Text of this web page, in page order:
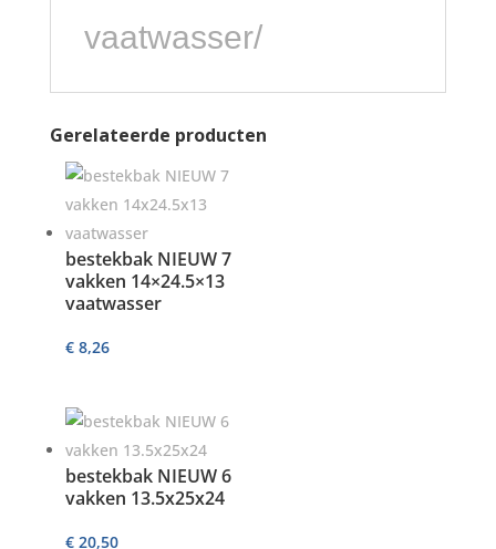
vaatwasser/
Gerelateerde producten
bestekbak NIEUW 7
vakken 14×24.5×13
vaatwasser
€8,26
bestekbak NIEUW 6
vakken 13.5x25x24
€20,50